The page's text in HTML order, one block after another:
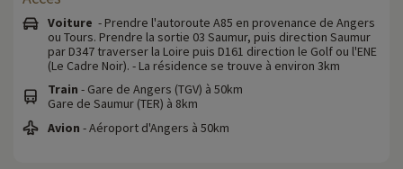
Voiture - Prendre l'autoroute A85 en provenance de Angers
ou Tours. Prendre la sortie 03 Saumur, puis direction Saumur
par D347 traverser la Loire puis D161 direction le Golf ou l'ENE
(Le Cadre Noir). - La résidence se trouve à environ 3km
Train - Gare de Angers (TGV) à 50km
Gare de Saumur (TER) à 8km
Avion - Aéroport d'Angers à 50km